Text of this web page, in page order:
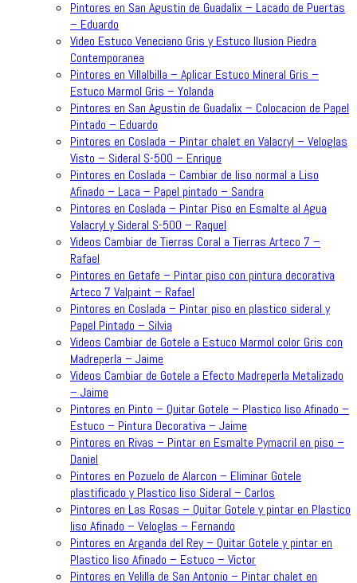
Pintores en San Agustin de Guadalix – Lacado de Puertas
– Eduardo
Video Estuco Veneciano Gris y Estuco Ilusion Piedra
Contemporanea
Pintores en Villalbilla – Aplicar Estuco Mineral Gris –
Estuco Marmol Gris – Yolanda
Pintores en San Agustin de Guadalix – Colocacion de Papel
Pintado – Eduardo
Pintores en Coslada – Pintar chalet en Valacryl – Veloglas
Visto – Sideral S-500 – Enrique
Pintores en Coslada – Cambiar de liso normal a Liso
Afinado – Laca – Papel pintado – Sandra
Pintores en Coslada – Pintar Piso en Esmalte al Agua
Valacryl y Sideral S-500 – Raquel
Videos Cambiar de Tierras Coral a Tierras Arteco 7 –
Rafael
Pintores en Getafe – Pintar piso con pintura decorativa
Arteco 7 Valpaint – Rafael
Pintores en Coslada – Pintar piso en plastico sideral y
Papel Pintado – Silvia
Videos Cambiar de Gotele a Estuco Marmol color Gris con
Madreperla – Jaime
Videos Cambiar de Gotele a Efecto Madreperla Metalizado
– Jaime
Pintores en Pinto – Quitar Gotele – Plastico liso Afinado –
Estuco – Pintura Decorativa – Jaime
Pintores en Rivas – Pintar en Esmalte Pymacril en piso –
Daniel
Pintores en Pozuelo de Alarcon – Eliminar Gotele
plastificado y Plastico liso Sideral – Carlos
Pintores en Las Rosas – Quitar Gotele y pintar en Plastico
liso Afinado – Veloglas – Fernando
Pintores en Arganda del Rey – Quitar Gotele y pintar en
Plastico liso Afinado – Estuco – Victor
Pintores en Velilla de San Antonio – Pintar chalet en